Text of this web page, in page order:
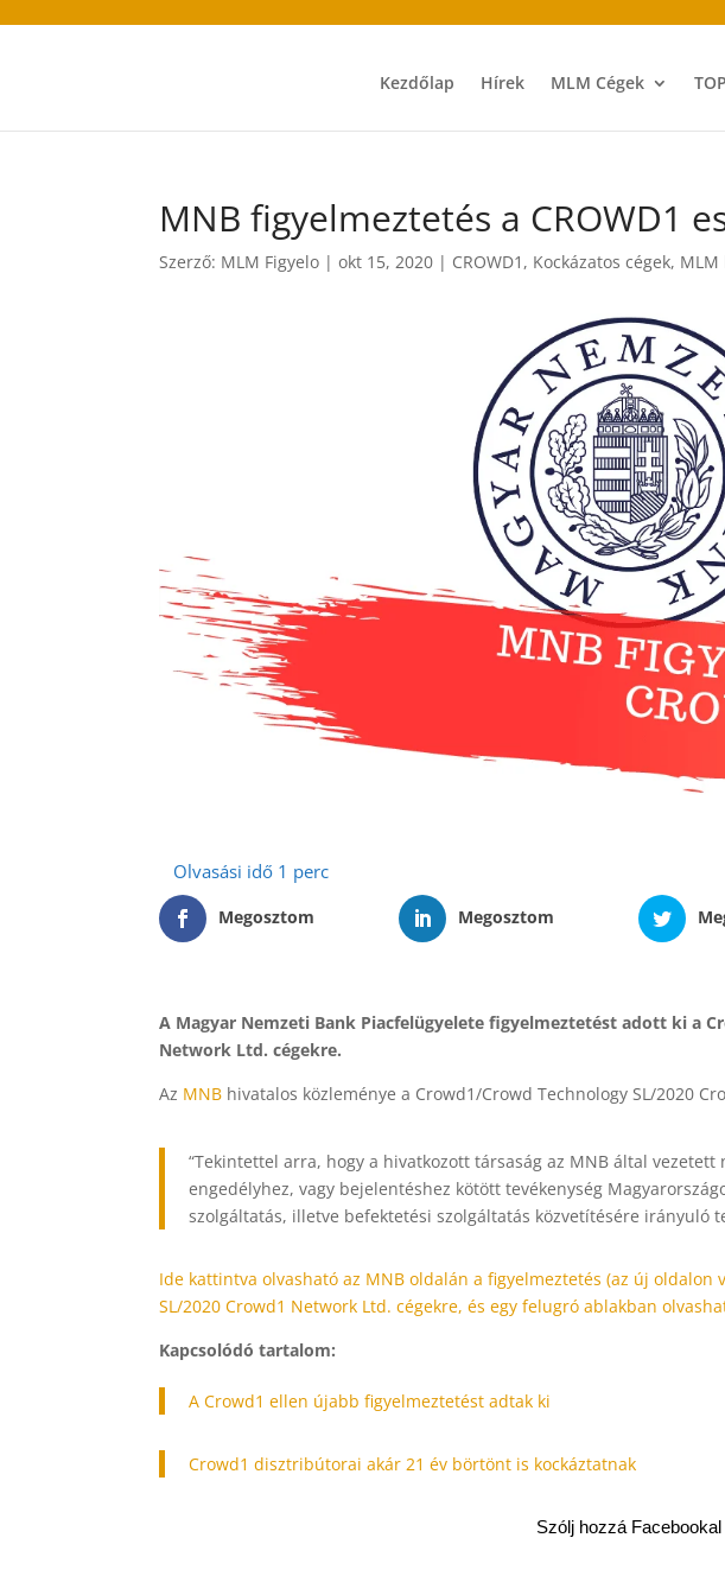
Kezdőlap Hírek MLM Cégek
MNB figyelmeztetés a CROWD1
Szerző: MLM Figyelo |okt 15, 2020 | CROWD1 , Kockázatos cégek, MLM
Megosztom Megosztom
A Magyar Nemzeti Bank Piacfelügyelete figyelmeztetést adott ki a
Network Ltd. cégekre.
Az MNB hivatalos közleménye a Crowd1/Crowd Technology SL/2020
“Tekintettel arra, hogy a hivatkozott társaság az MNB által
engedélyhez, vagy bejelentéshez kötött tevékenység
szolgáltatás, illetve befektetési szolgáltatás közvetítésére irányuló
Ide kattintva olvasható az MNB oldalán a figyelmeztetés (az új oldalon
SL/2020 Crowd1 Network Ltd. cégekre, és egy felugró ablakban
Kapcsolódó tartalom:
A Crowd1 ellen újabb figyelmeztetést adtak ki
Crowd1 disztribútorai akár 21 év börtönt is kockáztatnak
Szólj hozzá Facebookal